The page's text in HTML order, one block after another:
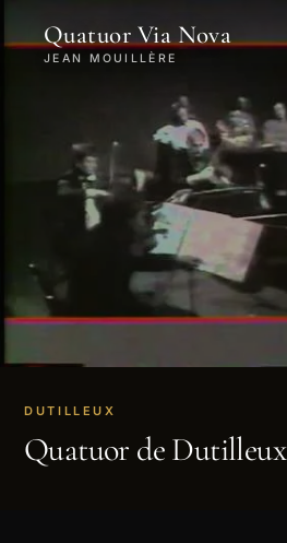
Quatuor Via Nova
JEAN MOUILLÈRE
DUTILLEUX
Quatuor de Dutilleux